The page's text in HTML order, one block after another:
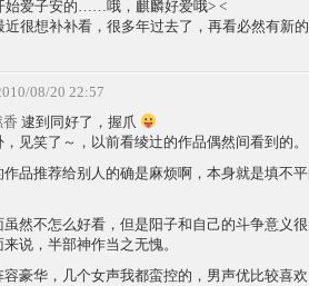
始爱子安的……哦，麒麟好爱哦> <
近很想补补看，很多年过去了，再看必然有
08/20 22:57
香 逮到同好了，握爪
见笑了～，以前看绫辻的作品偶然间看到的。
作品推荐给别人的确是麻烦啊，本身就是填不
虽然不怎么好看，但是阳子和自己的斗争意义
说，半部神作当之无愧。
容豪华，几个女声我都蛮控的，男声优比较喜